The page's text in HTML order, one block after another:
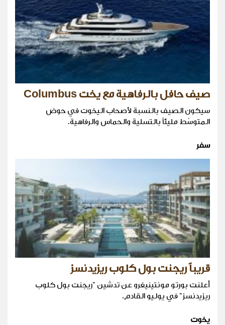
صيف حافل بالرفاهية مع يخت Columbus
سيكون الصيف بالنسبة لأصحاب اليخوت في حوض
المتوسّط مليئاً بالتسلية والحماس والرفاهية.
سفر
قريباً ريجنت بول كلوب ريزيدنسز
أعلنت بورتو مونتينيغرو عن تدشين "ريجنت بول كلوب
ريزيدنسز" في يوليو القادم.
يخوت